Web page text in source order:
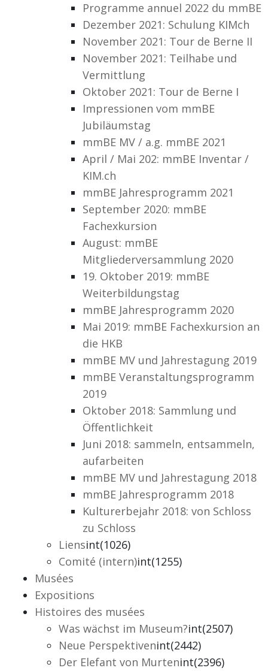
Programme annuel 2022 du mmBE
Dezember 2021: Schulung KIMch
November 2021: Tour de Berne II
November 2021: Teilhabe und
Vermittlung
Oktober 2021: Tour de Berne I
Impressionen vom mmBE
Jubiläumstag
mmBE MV / a.g. mmBE 2021
April / Mai 202: mmBE Inventar /
KIM.ch
mmBE Jahresprogramm 2021
September 2020: mmBE
Fachexkursion
August: mmBE
Mitgliederversammlung 2020
19. Oktober 2019: mmBE
Weiterbildungstag
mmBE Jahresprogramm 2020
Mai 2019: mmBE Fachexkursion an
die HKB
mmBE MV und Jahrestagung 2019
mmBE Veranstaltungsprogramm
2019
Oktober 2018: Sammlung und
Öffentlichkeit
Juni 2018: sammeln, entsammeln,
aufarbeiten
mmBE MV und Jahrestagung 2018
mmBE Jahresprogramm 2018
Kulturerbejahr 2018: von Schloss
zu Schloss
Liensint(1026)
Comité (intern)int(1255)
Musées
Expositions
Histoires des musées
Was wächst im Museum?int(2507)
Neue Perspektivenint(2442)
Der Elefant von Murtenint(2396)